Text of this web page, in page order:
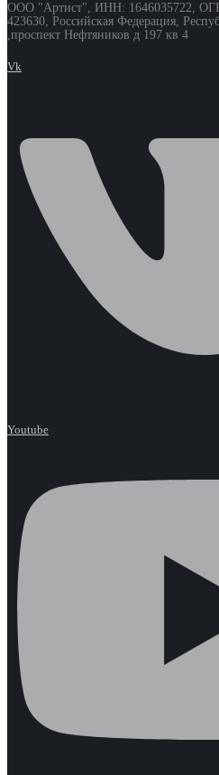
ООО "Артист", ИНН: 1646035722,
423630, Российская Федерация,
,проспект Нефтяников д 197 кв 4
Vk
Youtube